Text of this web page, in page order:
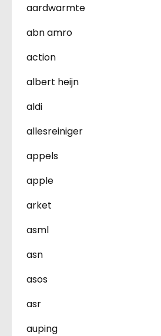
aardwarmte
abn amro
action
albert heijn
aldi
allesreiniger
appels
apple
arket
asml
asn
asos
asr
auping